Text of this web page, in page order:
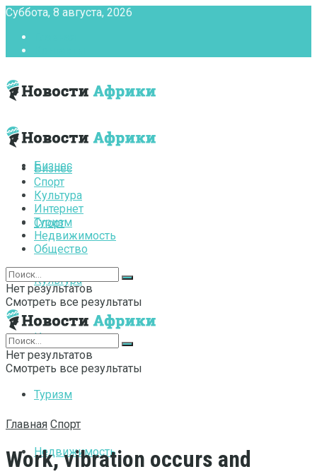
Суббота, 8 августа, 2026
Бизнес
Спорт
Культура
Интернет
Туризм
Недвижимость
Бизнес
Спорт
Культура
Интернет
Туризм
Недвижимость
Общество
Нет результатов
Смотреть все результаты
Нет результатов
Смотреть все результаты
Главная Спорт
Work, vibration occurs and